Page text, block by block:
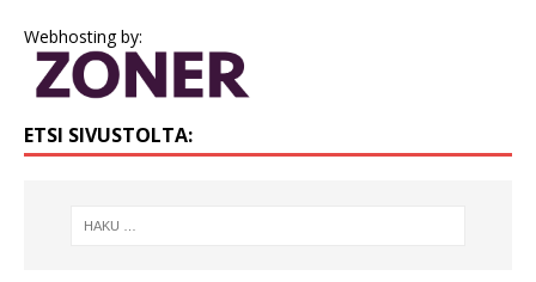
Webhosting by:
ETSI SIVUSTOLTA: